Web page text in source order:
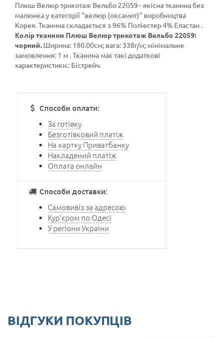
Плюш Велюр трикотаж Вельбо 22059 - якісна тканина без
малюнка у категорії "велюр (оксамит)" виробництва
Корея. Тканина складається з 96% Поліестер 4% Еластан .
Колір тканини Плюш Велюр трикотаж Вельбо 22059:
чорний. Ширина: 180.00см; вага: 338г/м; мінімальне
замовлення: 1 м . Тканина має такі додаткові
характеристики.: Бістрейч.
Способи оплати:
За готівку
Безготівковий платіж
На картку Приватбанку
Накладений платіж
Оплата онлайн
Способи доставки:
Самовивіз за адресою
Кур'єром по Одесі
У регіони України
ВІДГУКИ ПОКУПЦІВ